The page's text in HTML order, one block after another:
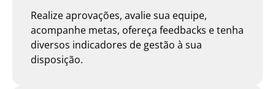
Realize aprovações, avalie sua equipe,
acompanhe metas, ofereça feedbacks e tenha
diversos indicadores de gestão à sua
disposição.